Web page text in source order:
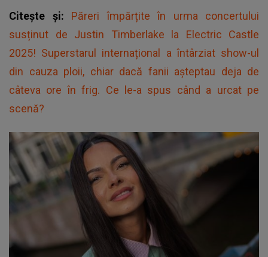
Citește și: Păreri împărțite în urma concertului
susținut de Justin Timberlake la Electric Castle
2025! Superstarul internațional a întârziat show-ul
din cauza ploii, chiar dacă fanii așteptau deja de
câteva ore în frig. Ce le-a spus când a urcat pe
scenă?